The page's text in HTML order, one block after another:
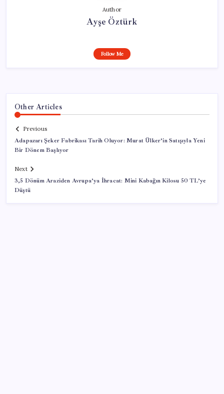
Author
Ayşe Öztürk
Follow Me
Other Articles
Previous
Adapazarı Şeker Fabrikası Tarih Oluyor: Murat Ülker’in Satışıyla Yeni
Bir Dönem Başlıyor
Next
3,5 Dönüm Araziden Avrupa’ya İhracat: Mini Kabağın Kilosu 50 TL’ye
Düştü